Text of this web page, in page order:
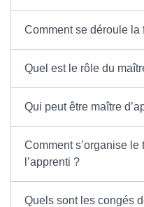
Comment se déroule la
Quel est le rôle du
Qui peut être maître
Comment s’organise
l’apprenti ?
Quels sont les congés